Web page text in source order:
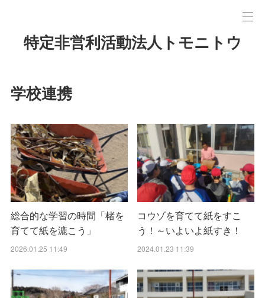
特定非営利活動法人トモニトウ
学校連携
総合的な学習の時間「楮を
育てて紙を漉こう」
2026.01.25 11:49
コウゾを育てて紙をすこ
う！～いよいよ紙すき！
2024.01.23 11:39